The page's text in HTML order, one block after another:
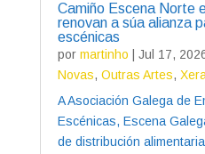
Camiño Escena Norte
renovan a súa alianza
escénicas
por martinho Jul 17,
Novas, Outras Artes,
A Asociación Galega de
Escénicas, Escena
de distribución